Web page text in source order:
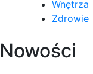
Wnętrza
Zdrowie
Nowości